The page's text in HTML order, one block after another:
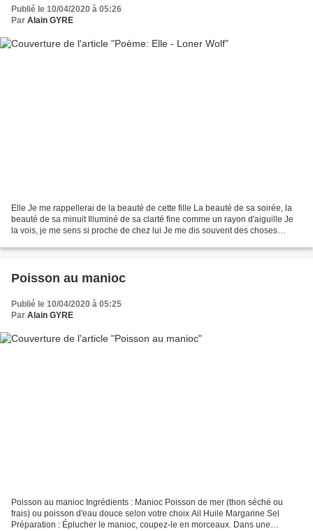
Publié le 10/04/2020 à 05:26
Par Alain GYRE
Elle Je me rappellerai de la beauté de cette fille La beauté de sa soirée, la
beauté de sa minuit Illuminé de sa clarté fine comme un rayon d'aiguille Je
la vois, je me sens si proche de chez lui Je me dis souvent des choses
Poisson au manioc
Publié le 10/04/2020 à 05:25
Par Alain GYRE
Poisson au manioc Ingrédients : Manioc Poisson de mer (thon séché ou
frais) ou poisson d'eau douce selon votre choix Ail Huile Margarine Sel
Préparation : Éplucher le manioc, coupez-le en morceaux. Dans une